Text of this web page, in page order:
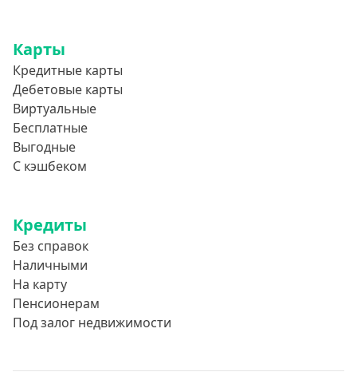
Карты
Кредитные карты
Дебетовые карты
Виртуальные
Бесплатные
Выгодные
С кэшбеком
Кредиты
Без справок
Наличными
На карту
Пенсионерам
Под залог недвижимости